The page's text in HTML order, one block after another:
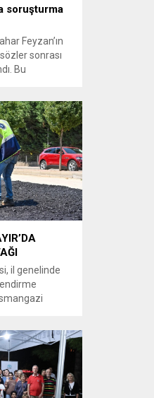
soruşturma
Feyzan’ın
sonrası
Bu
suçundan
Özkök,
Sarayı’na
İfadesinin
bildirildi.
il genelinde
Genel
ilçesine bağlı